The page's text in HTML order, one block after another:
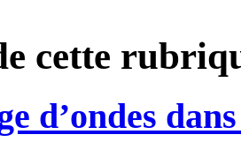
cette
d’ondes